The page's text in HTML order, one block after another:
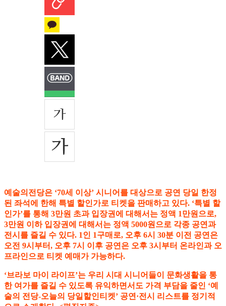
예술의전당은 ‘70세 이상’ 시니어를 대상으로 공연 당일 한정
된 좌석에 한해 특별 할인가로 티켓을 판매하고 있다. ‘특별 할
인가’를 통해 3만원 초과 입장권에 대해서는 정액 1만원으로,
3만원 이하 입장권에 대해서는 정액 5000원으로 각종 공연과
전시를 즐길 수 있다. 1인 1구매로, 오후 6시 30분 이전 공연은
오전 9시부터, 오후 7시 이후 공연은 오후 3시부터 온라인과 오
프라인으로 티켓 예매가 가능하다.
‘브라보 마이 라이프’는 우리 시대 시니어들이 문화생활을 통
한 여가를 즐길 수 있도록 유익하면서도 가격 부담을 줄인 ‘예
술의 전당-오늘의 당일할인티켓’ 공연·전시 리스트를 정기적